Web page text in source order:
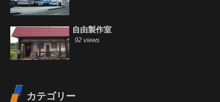
自由製作室
92 views
カテゴリー